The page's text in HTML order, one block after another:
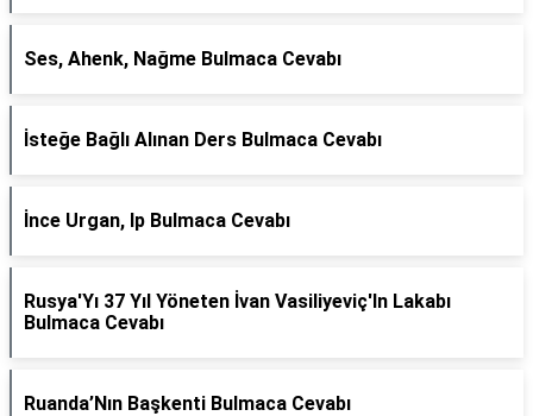
Ses, Ahenk, Nağme Bulmaca Cevabı
İsteğe Bağlı Alınan Ders Bulmaca Cevabı
İnce Urgan, Ip Bulmaca Cevabı
Rusya'Yı 37 Yıl Yöneten İvan Vasiliyeviç'In Lakabı
Bulmaca Cevabı
Ruanda’Nın Başkenti Bulmaca Cevabı